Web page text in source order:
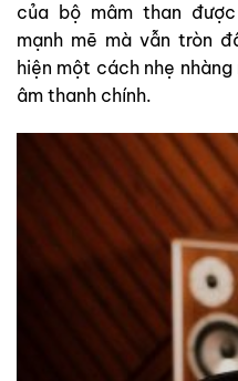
của bộ mâm than
mạnh mẽ mà vẫn tròn
hiện một cách nhẹ
âm thanh chính.